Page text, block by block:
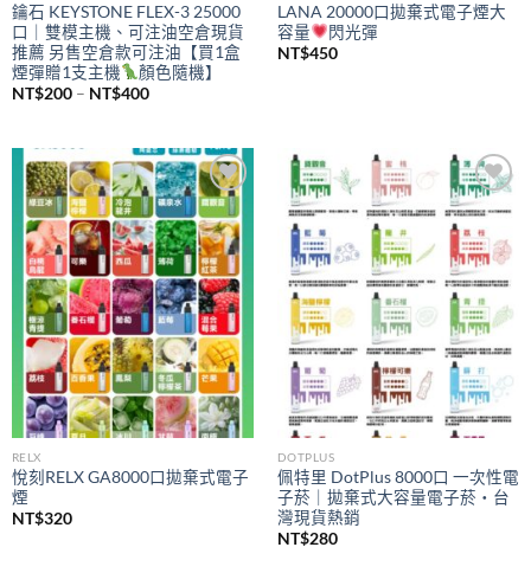
鑰石 KEYSTONE FLEX-3 25000
口｜雙模主機、可注油空倉現貨
推薦 另售空倉款可注油【買1盒
煙彈贈1支主機
顏色隨機】
NT$200 – NT$400價
NT$200
到
NT$400
LANA 20000口拋棄式電子煙大
容量
閃光彈
NT$450
Add to
wishlist
RELX
悅刻RELX GA8000口拋棄式電子
煙
NT$320
Add to
DOTPLUS
佩特里 DotPlus 8000口 一次性電
子菸｜拋棄式大容量電子菸・台
灣現貨熱銷
NT$280